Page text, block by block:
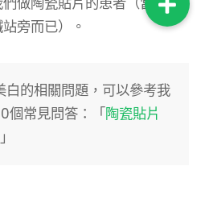
旁而已）。
白的相關問題，可以參考我
個常見問答：「陶瓷貼片
」